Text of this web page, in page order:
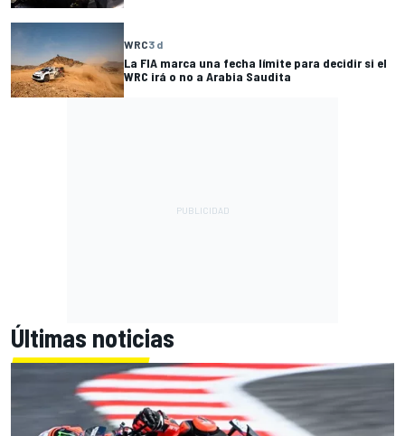
WRC3 d
La FIA marca una fecha límite para decidir si el
WRC irá o no a Arabia Saudita
Últimas noticias